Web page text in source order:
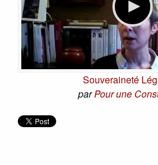
Souveraineté
parPour une